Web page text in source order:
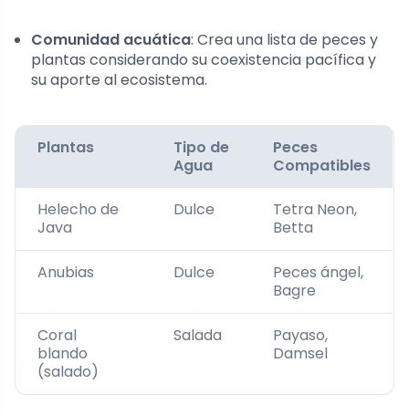
Comunidad acuática: Crea una lista de peces y
plantas considerando su coexistencia pacífica y
su aporte al ecosistema.
Plantas
Tipo de
Agua
Peces
Compatibles
Helecho de
Java
Dulce
Tetra Neon,
Betta
Anubias Dulce
Peces ángel,
Bagre
Coral
blando
(salado)
Salada
Payaso,
Damsel